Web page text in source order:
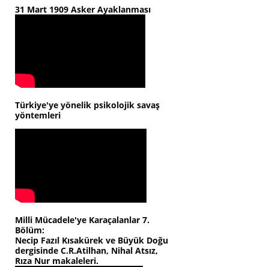
31 Mart 1909 Asker Ayaklanması
Türkiye'ye yönelik psikolojik savaş
yöntemleri
Milli Mücadele'ye Karaçalanlar 7.
Bölüm:
Necip Fazıl Kısakürek ve Büyük Doğu
dergisinde C.R.Atilhan, Nihal Atsız,
Rıza Nur makaleleri.